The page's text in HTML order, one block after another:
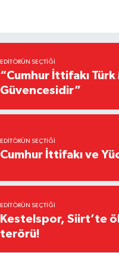
EDITÖRÜN SEÇTIĞI
“Cumhur İttifakı
Güvencesidir”
EDITÖRÜN SEÇTIĞI
Cumhur İttifakı ve
EDITÖRÜN SEÇTIĞI
Kestelspor, Siirt’te
terörü!